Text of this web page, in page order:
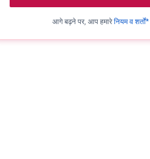
आगे बढ़ने पर, आप हमारेनियम व शर्तों*